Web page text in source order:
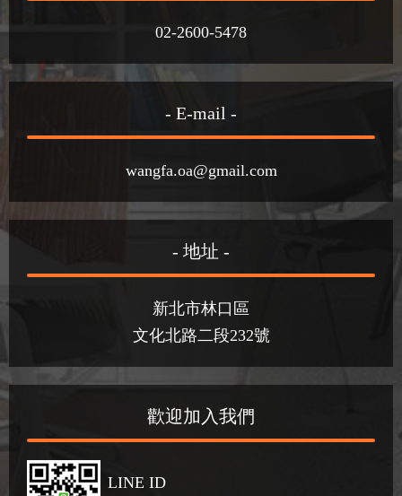
02-2600-5478
- E-mail -
wangfa.oa@gmail.com
- 地址 -
新北市林口區
文化北路二段232號
歡迎加入我們
LINE ID